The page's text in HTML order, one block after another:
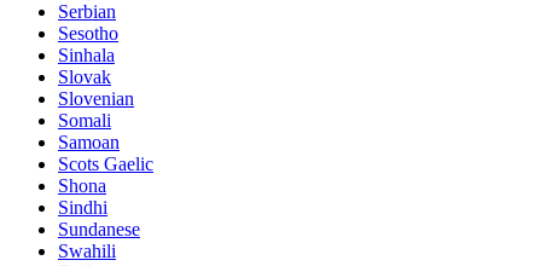
Serbian
Sesotho
Sinhala
Slovak
Slovenian
Somali
Samoan
Scots Gaelic
Shona
Sindhi
Sundanese
Swahili